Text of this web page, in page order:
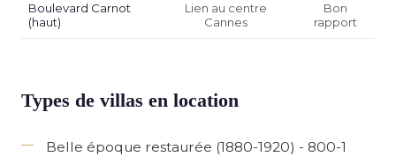
Boulevard Carnot
(haut)
Lien au centre
Cannes
Bon
rapport
Types de villas en location
Belle époque restaurée (1880-1920) - 800-1